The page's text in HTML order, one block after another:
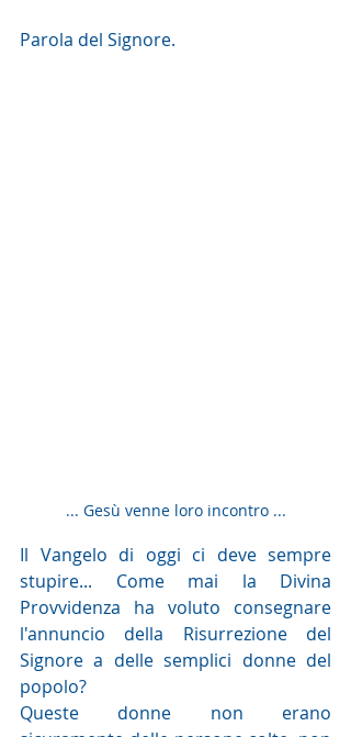
Parola del Signore.
... Gesù venne loro incontro ...
Il Vangelo di oggi ci deve sempre
stupire... Come mai la Divina
Provvidenza ha voluto consegnare
l'annuncio della Risurrezione del
Signore a delle semplici donne del
popolo?
Queste donne non erano